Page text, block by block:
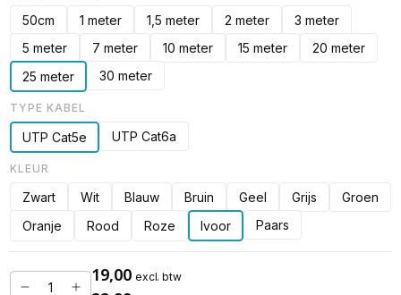
50cm 1 meter 1,5 meter 2 meter
3 meter
5 meter
7 meter 10 meter 15 meter
20 meter
25 meter
30 meter
TYPE KABEL
UTP Cat5e UTP Cat6a
KLEUR
Zwart Wit Blauw Bruin Geel Grijs
Groen
Oranje
Rood Roze Ivoor Paars
19,00 excl. btw